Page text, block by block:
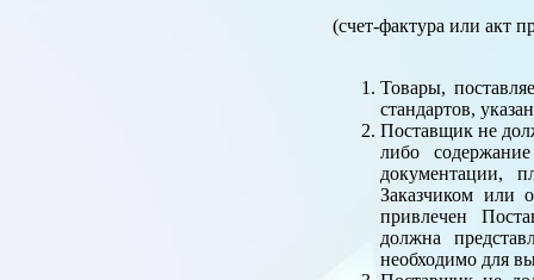
(счет-фактура или акт
Товары,
стандартов,
Поставщик не
либо
документации,
Заказчиком или
привлечен
должна
необходимо для